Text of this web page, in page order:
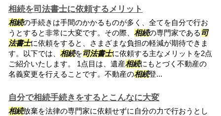
相続を司法書士に依頼するメリット
相続の手続きは手間のかかるものが多く、全てを自分で行お
うとすると非常に大変です。その際、 相続の専門家である 司
法書士に依頼をすると、さまざまな負担の軽減が期待できま
す。以下では、 相続を司法書士に依頼する主なメリットを2点
ご紹介いたします。 1点目は、遺産相続にもとづく不動産の
名義変更を行えることです。不動産の相続登...
自分で相続手続きをするとこんなに大変
相続放棄を法律の専門家に依頼せずに自分の力で行おうとし